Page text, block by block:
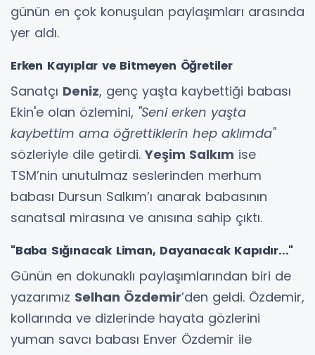
günün en çok konuşulan paylaşımları arasında
yer aldı.
Erken Kayıplar ve Bitmeyen Öğretiler
Sanatçı Deniz, genç yaşta kaybettiği babası
Ekin'e olan özlemini, "Seni erken yaşta
kaybettim ama öğrettiklerin hep aklımda"
sözleriyle dile getirdi. Yeşim Salkım ise
TSM’nin unutulmaz seslerinden merhum
babası Dursun Salkım’ı anarak babasının
sanatsal mirasına ve anısına sahip çıktı.
"Baba Sığınacak Liman, Dayanacak Kapıdır..."
Günün en dokunaklı paylaşımlarından biri de
yazarımız Selhan Özdemir’den geldi. Özdemir,
kollarında ve dizlerinde hayata gözlerini
yuman savcı babası Enver Özdemir ile